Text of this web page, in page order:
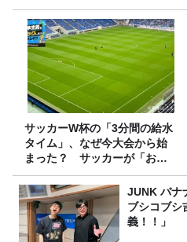
サッカーW杯の「3分間の給水
タイム」、なぜ今大会から始
まった？ サッカーが「お
金」に変わる仕組み
JUNK バナナマン「番組初登場！平成ノ
ブシコブシ
義！！」